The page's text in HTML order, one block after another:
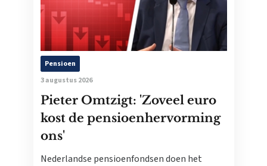
Pensioen
3 augustus 2026
Pieter Omtzigt: 'Zoveel euro
kost de pensioenhervorming
ons'
Nederlandse pensioenfondsen doen het